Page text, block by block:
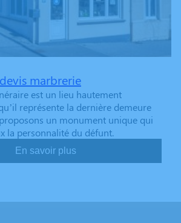
marbrerie
est un lieu hautement
représente la dernière demeure
un monument unique qui
la personnalité du défunt.
En savoir plus